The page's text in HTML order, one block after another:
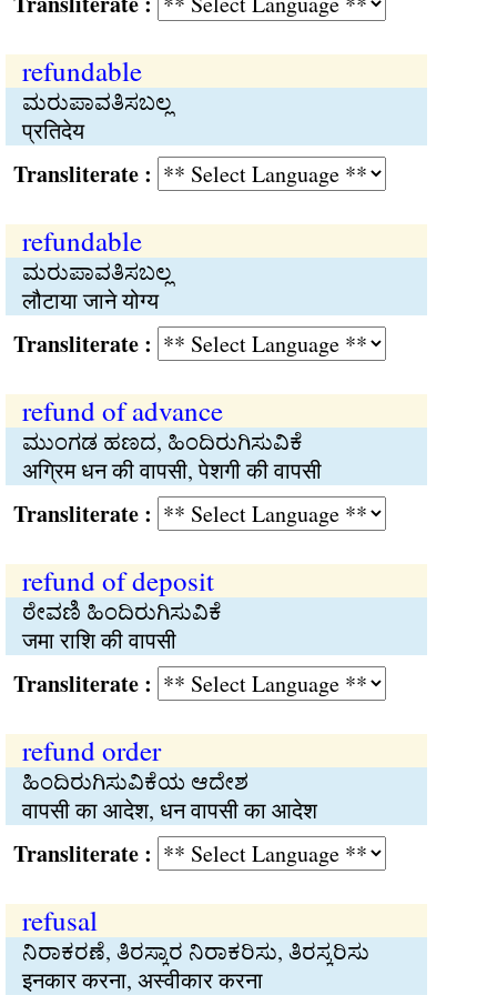
refundable
ಮರುಪಾವತಿಸಬಲ್ಲ
प्रतिदेय
:
refundable
ಮರುಪಾವತಿಸಬಲ್ಲ
लौटाया जाने योग्य
:
refund of advance
ಮುಂಗಡ ಹಣದ, ಹಿಂದಿರುಗಿಸುವಿಕೆ
अग्रिम धन की वापसी, पेशगी की वापसी
:
refund of deposit
ಠೇವಣಿ ಹಿಂದಿರುಗಿಸುವಿಕೆ
जमा राशि की वापसी
:
refund order
ಹಿಂದಿರುಗಿಸುವಿಕೆಯ ಆದೇಶ
वापसी का आदेश, धन वापसी का आदेश
:
refusal
ನಿರಾಕರಣೆ, ತಿರಸ್ಕಾರ ನಿರಾಕರಿಸು, ತಿರಸ್ಕರಿಸು
इनकार करना, अस्वीकार करना